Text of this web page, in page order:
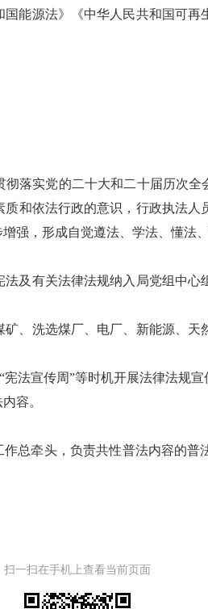
能源法》《中华人民共和国可
落实党的二十大和二十届历次
和依法行政的意识，行政执法
强，形成自觉遵法、学法、懂法
及有关法律法规纳入局党组中
、洗选煤厂、电厂、新能源、
法宣传周”等时机开展法律法规宣
容。
总牵头，负责共性普法内容的
扫一扫在手机上查看当前页面